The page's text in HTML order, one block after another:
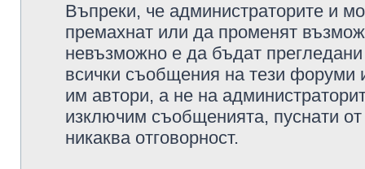
Въпреки, че администраторите и
премахнат или да променят
невъзможно е да бъдат
всички съобщения на тези форуми
им автори, а не на
изключим съобщенията, пуснати
никаква отговорност.